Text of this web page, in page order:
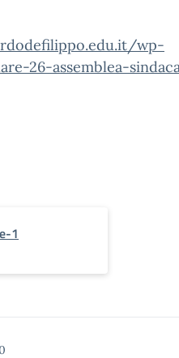
wp-
26-assemblea-
1